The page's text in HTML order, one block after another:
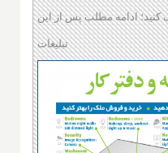
کنید؛ ادامه مطلب پس از این
تبلیغات